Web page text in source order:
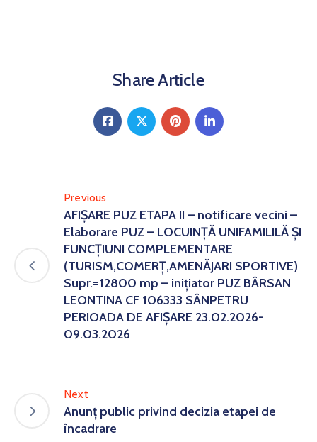
Share Article
Previous
AFIȘARE PUZ ETAPA II – notificare vecini –
Elaborare PUZ – LOCUINȚĂ UNIFAMILILĂ ȘI
FUNCȚIUNI COMPLEMENTARE
(TURISM,COMERȚ,AMENĂJARI SPORTIVE)
Supr.=12800 mp – inițiator PUZ BÂRSAN
LEONTINA CF 106333 SÂNPETRU
PERIOADA DE AFIȘARE 23.02.2026-
09.03.2026
Next
Anunţ public privind decizia etapei de
încadrare